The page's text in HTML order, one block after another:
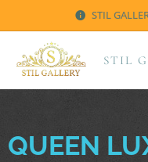
STIL
STIL
QUEEN